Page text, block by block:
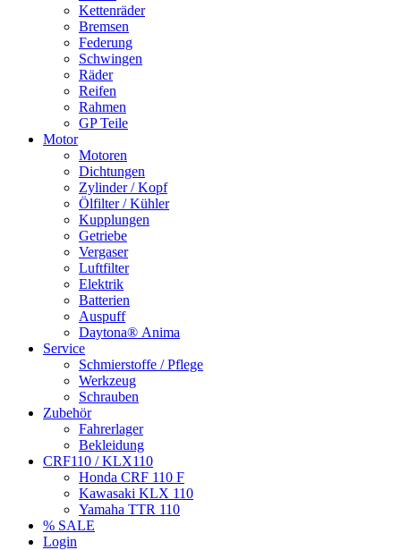
Kettenräder
Bremsen
Federung
Schwingen
Räder
Reifen
Rahmen
GP Teile
Motor
Motoren
Dichtungen
Zylinder / Kopf
Ölfilter / Kühler
Kupplungen
Getriebe
Vergaser
Luftfilter
Elektrik
Batterien
Auspuff
Daytona® Anima
Service
Schmierstoffe / Pflege
Werkzeug
Schrauben
Zubehör
Fahrerlager
Bekleidung
CRF110 / KLX110
Honda CRF 110 F
Kawasaki KLX 110
Yamaha TTR 110
% SALE
Login